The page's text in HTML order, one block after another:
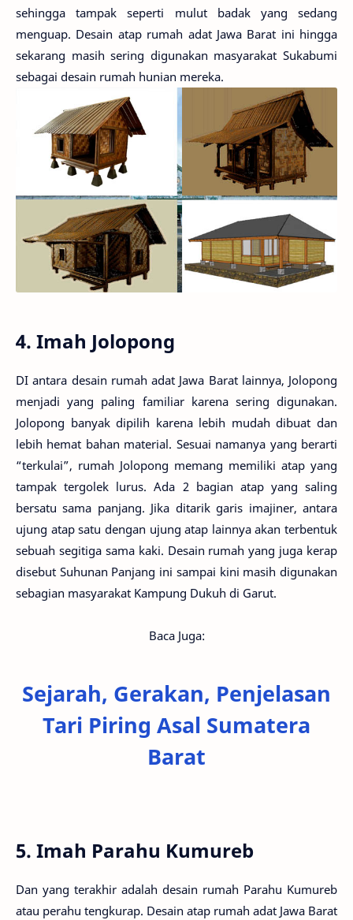
sehingga tampak seperti mulut badak yang sedang
menguap. Desain atap rumah adat Jawa Barat ini hingga
sekarang masih sering digunakan masyarakat Sukabumi
sebagai desain rumah hunian mereka.
4. Imah Jolopong
DI antara desain rumah adat Jawa Barat lainnya, Jolopong
menjadi yang paling familiar karena sering digunakan.
Jolopong banyak dipilih karena lebih mudah dibuat dan
lebih hemat bahan material. Sesuai namanya yang berarti
“terkulai”, rumah Jolopong memang memiliki atap yang
tampak tergolek lurus. Ada 2 bagian atap yang saling
bersatu sama panjang. Jika ditarik garis imajiner, antara
ujung atap satu dengan ujung atap lainnya akan terbentuk
sebuah segitiga sama kaki. Desain rumah yang juga kerap
disebut Suhunan Panjang ini sampai kini masih digunakan
sebagian masyarakat Kampung Dukuh di Garut.
Baca Juga:
Sejarah, Gerakan, Penjelasan
Tari Piring Asal Sumatera
Barat
5. Imah Parahu Kumureb
Dan yang terakhir adalah desain rumah Parahu Kumureb
atau perahu tengkurap. Desain atap rumah adat Jawa Barat